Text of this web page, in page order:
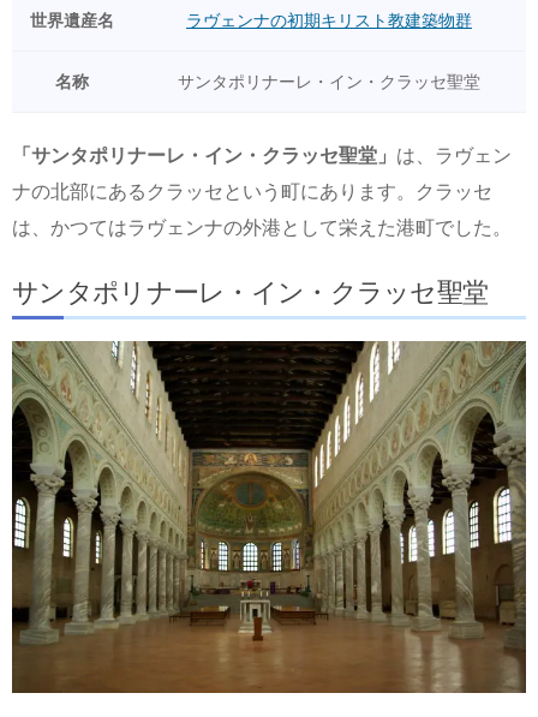
世界遺産名 ラヴェンナの初期キリスト教建築物群
名称 サンタポリナーレ・イン・クラッセ聖堂
「サンタポリナーレ・イン・クラッセ聖堂」 は、ラヴェン
ナの北部にあるクラッセという町にあります。クラッセ
は、かつてはラヴェンナの外港として栄えた港町でした。
サンタポリナーレ・イン・クラッセ聖堂